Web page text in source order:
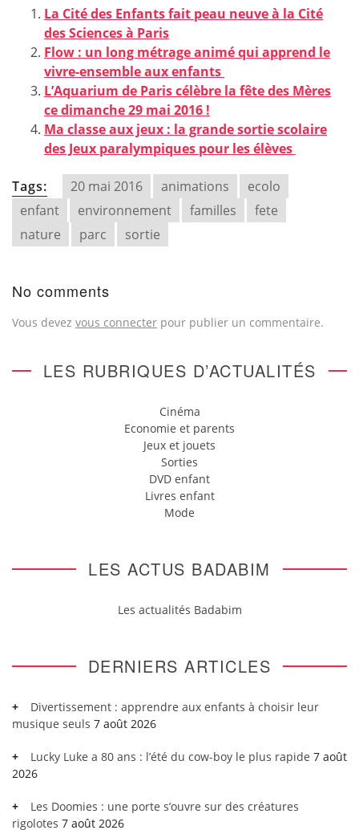
La Cité des Enfants fait peau neuve à la Cité
des Sciences à Paris
Flow : un long métrage animé qui apprend le
vivre-ensemble aux enfants
L’Aquarium de Paris célèbre la fête des Mères
ce dimanche 29 mai 2016 !
Ma classe aux jeux : la grande sortie scolaire
des Jeux paralympiques pour les élèves
Tags: 20 mai 2016 animations
ecolo
enfant
environnement familles
fete
nature
parc sortie
No comments
Vous devez vous connecter pour publier un commentaire.
LES RUBRIQUES D’ACTUALITÉS
Cinéma
Economie et parents
Jeux et jouets
Sorties
DVD enfant
Livres enfant
Mode
LES ACTUS BADABIM
Les actualités Badabim
DERNIERS ARTICLES
Divertissement : apprendre aux enfants à choisir leur
musique seuls 7 août 2026
Lucky Luke a 80 ans : l’été du cow-boy le plus rapide 7 août
2026
Les Doomies : une porte s’ouvre sur des créatures
rigolotes 7 août 2026